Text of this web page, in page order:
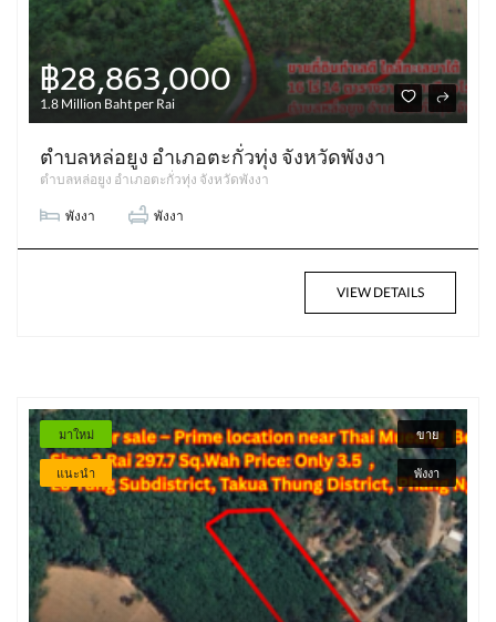
฿28,863,000
1.8 Million Baht per Rai
ตำบลหล่อยูง อำเภอตะกั่วทุ่ง จังหวัดพังงา
ตำบลหล่อยูง อำเภอตะกั่วทุ่ง จังหวัดพังงา
พังงา พังงา
VIEW DETAILS
มาใหม่
แนะนำ
ขาย
พังงา